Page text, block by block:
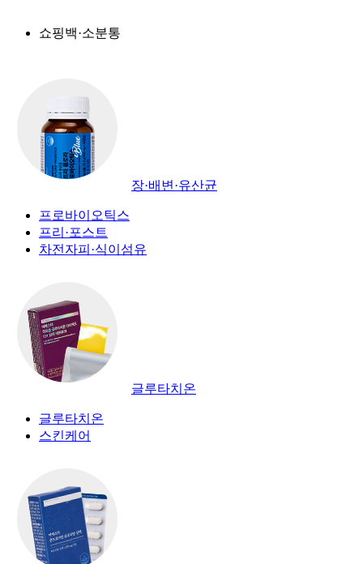
쇼핑백·소분통
장·배변·유산균
프로바이오틱스
프리·포스트
차전자피·식이섬유
글루타치온
글루타치온
스킨케어